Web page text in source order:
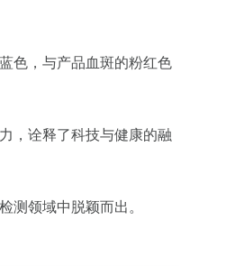
色，与产品血斑的粉红色
，诠释了科技与健康的融
测领域中脱颖而出。